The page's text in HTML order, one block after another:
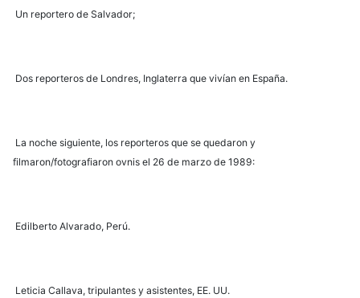
Un reportero de Salvador;
Dos reporteros de Londres, Inglaterra que vivían en España.
La noche siguiente, los reporteros que se quedaron y
filmaron/fotografiaron ovnis el 26 de marzo de 1989:
Edilberto Alvarado, Perú.
Leticia Callava, tripulantes y asistentes, EE. UU.